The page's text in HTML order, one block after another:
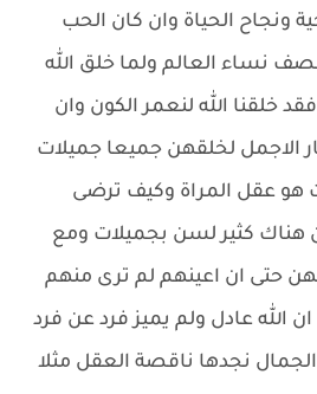
ونجاح الحياة وان كان الحب
نساء العالم ولما خلق الله
خلقنا الله لنعمر الكون وان
الاجمل لخلقهن جميعا جميلات
هو عقل المراة وكيف ترضى
هناك كثير لسن بجميلات ومع
حتى ان اعينهم لم ترى منهم
الله عادل ولم يميز فرد عن فرد
الجمال نجدها ناقصة العقل مثلا